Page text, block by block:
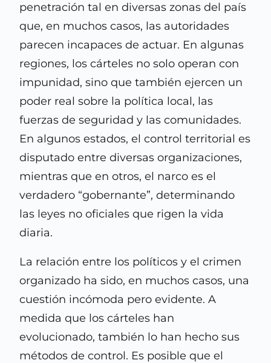
penetración tal en diversas zonas del país
que, en muchos casos, las autoridades
parecen incapaces de actuar. En algunas
regiones, los cárteles no solo operan con
impunidad, sino que también ejercen un
poder real sobre la política local, las
fuerzas de seguridad y las comunidades.
En algunos estados, el control territorial es
disputado entre diversas organizaciones,
mientras que en otros, el narco es el
verdadero “gobernante”, determinando
las leyes no oficiales que rigen la vida
diaria.
La relación entre los políticos y el crimen
organizado ha sido, en muchos casos, una
cuestión incómoda pero evidente. A
medida que los cárteles han
evolucionado, también lo han hecho sus
métodos de control. Es posible que el